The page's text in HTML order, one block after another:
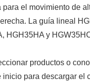
para el movimiento de
La guía lineal
HGH35HA y
productos o
inicio para descargar el